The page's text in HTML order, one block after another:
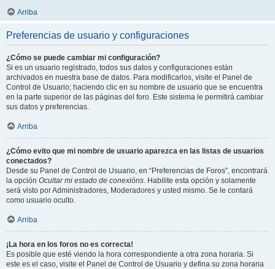
Arriba
Preferencias de usuario y configuraciones
¿Cómo se puede cambiar mi configuración?
Si es un usuario registrado, todos sus datos y configuraciones están
archivados en nuestra base de datos. Para modificarlos, visite el Panel de
Control de Usuario; haciendo clic en su nombre de usuario que se encuentra
en la parte superior de las páginas del foro. Este sistema le permitirá cambiar
sus datos y preferencias.
Arriba
¿Cómo evito que mi nombre de usuario aparezca en las listas de usuarios
conectados?
Desde su Panel de Control de Usuario, en “Preferencias de Foros”, encontrará
la opción Ocultar mi estado de conexións. Habilite esta opción y solamente
será visto por Administradores, Moderadores y usted mismo. Se le contará
como usuario oculto.
Arriba
¡La hora en los foros no es correcta!
Es posible que esté viendo la hora correspondiente a otra zona horaria. Si
este es el caso, visite el Panel de Control de Usuario y defina su zona horaria